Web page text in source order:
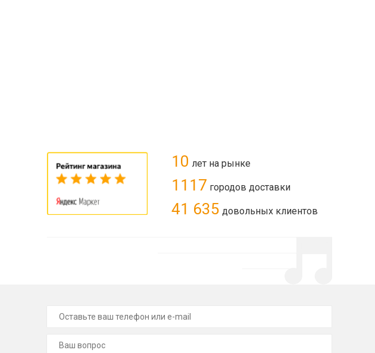
10 лет на рынке
1117 городов доставки
41 635 довольных клиентов